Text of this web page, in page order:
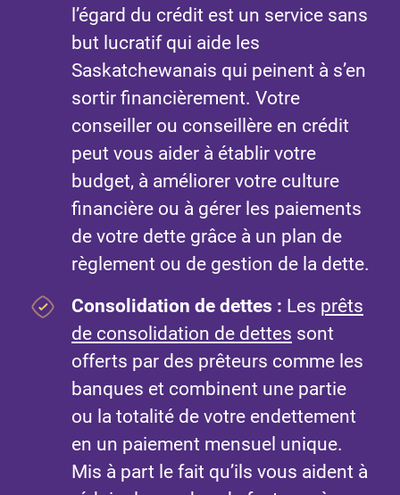
l’égard du crédit est un service sans
but lucratif qui aide les
Saskatchewanais qui peinent à s’en
sortir financièrement. Votre
conseiller ou conseillère en crédit
peut vous aider à établir votre
budget, à améliorer votre culture
financière ou à gérer les paiements
de votre dette grâce à un plan de
règlement ou de gestion de la dette.
Consolidation de dettes : Les prêts
de consolidation de dettes sont
offerts par des prêteurs comme les
banques et combinent une partie
ou la totalité de votre endettement
en un paiement mensuel unique.
Mis à part le fait qu’ils vous aident à